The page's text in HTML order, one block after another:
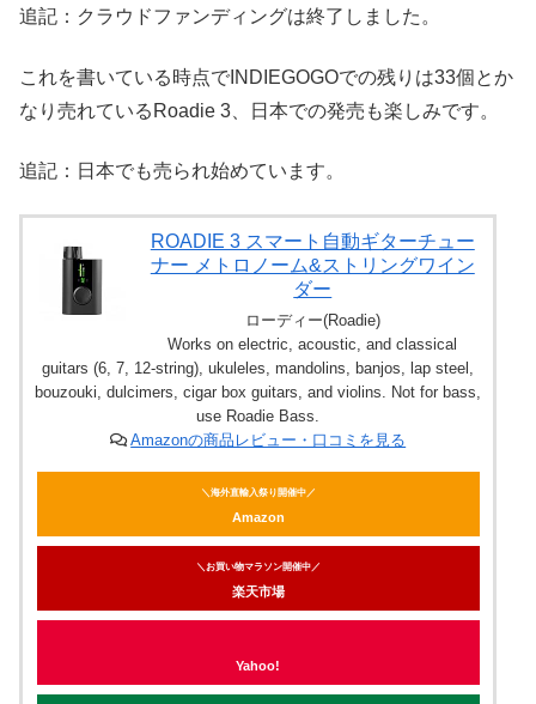
追記：クラウドファンディングは終了しました。
これを書いている時点でINDIEGOGOでの残りは33個とか
なり売れているRoadie 3、日本での発売も楽しみです。
追記：日本でも売られ始めています。
ROADIE 3 スマート自動ギターチュー
ナー メトロノーム&ストリングワイン
ダー
ローディー(Roadie)
Works on electric, acoustic, and classical
guitars (6, 7, 12-string), ukuleles, mandolins, banjos, lap steel,
bouzouki, dulcimers, cigar box guitars, and violins. Not for bass,
use Roadie Bass.
Amazonの商品レビュー・口コミを見る
＼海外直輸入祭り開催中／
Amazon
＼お買い物マラソン開催中／
楽天市場
Yahoo!